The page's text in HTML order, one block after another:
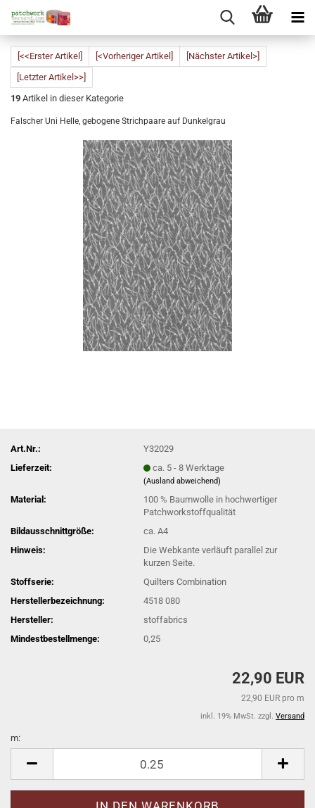
[<<Erster Artikel] [<Vorheriger Artikel]
[Nächster Artikel>]
[Letzter Artikel>>]
19 Artikel in dieser Kategorie
Falscher Uni Helle, gebogene Strichpaare auf Dunkelgrau
Art.Nr.:
Y32029
Lieferzeit:
ca. 5 - 8 Werktage
(Ausland abweichend)
Material:
100 % Baumwolle in hochwertiger
Patchworkstoffqualität
Bildausschnittgröße:
ca. A4
Hinweis:
Die Webkante verläuft parallel zur
kurzen Seite.
Stoffserie:
Quilters Combination
Herstellerbezeichnung:
4518 080
Hersteller:
stoffabrics
Mindestbestellmenge:
0,25
22,90 EUR
22,90 EUR pro m
inkl. 19% MwSt. zzgl. Versand
m: